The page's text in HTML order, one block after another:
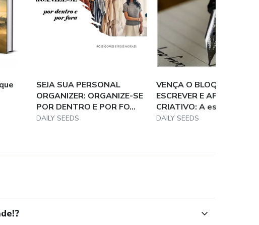
não apenas um livro, mas um legado. Além disso, por
melhor versão.
conhecimento que transforma.
E AO PRÓXIMO.
SEJA SUA PERSONAL
ORGANIZER: ORGANIZE-SE
POR DENTRO E POR FO...
DAILY SEEDS
VENÇA O BLOQUEIO DE
ESCREVER E APRENDA SER
CRIATIVO: A esc...
DAILY SEEDS